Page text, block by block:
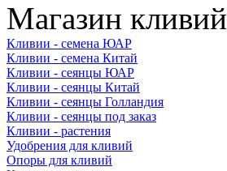
Магазин кливий
Кливии - семена ЮАР
Кливии - семена Китай
Кливии - сеянцы ЮАР
Кливии - сеянцы Китай
Кливии - сеянцы Голландия
Кливии - сеянцы под заказ
Кливии - растения
Удобрения для кливий
Опоры для кливий